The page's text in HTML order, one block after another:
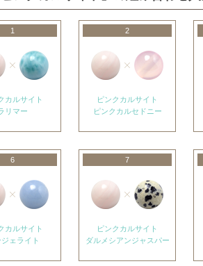
1
カルサイト
リマー
2
ピンクカルサイト
ピンクカルセドニー
6
カルサイト
ジェライト
7
ピンクカルサイト
ダルメシアンジャスパー